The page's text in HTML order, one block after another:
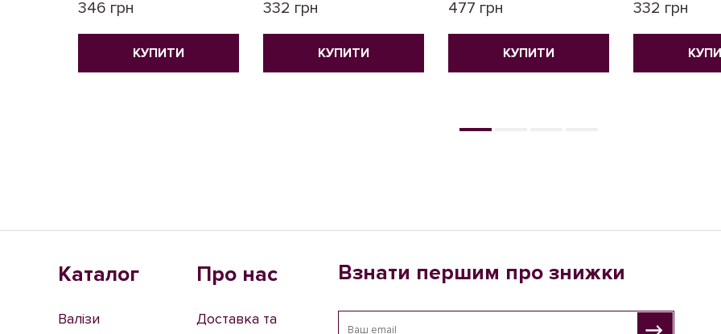
346 грн
КУПИТИ
332 грн
КУПИТИ
477 грн
КУПИТИ
332 грн
Каталог
Валізи
Про нас
Доставка та
Взнати першим про знижки